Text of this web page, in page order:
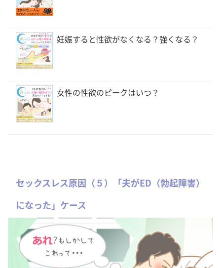
妊娠すると性欲がなくなる？強くなる？
女性の性欲のピークはいつ？
セックスレス原因（５）「夫がED（勃起障害）
になった」ケース